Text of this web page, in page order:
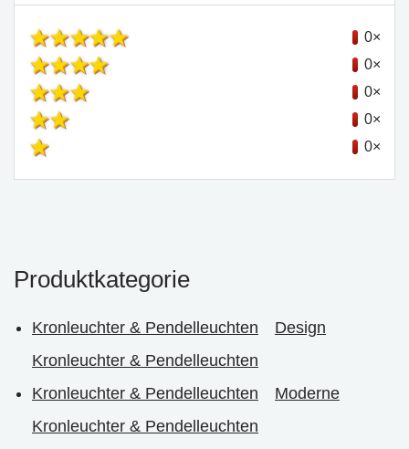
0×
0×
0×
0×
0×
Produktkategorie
Kronleuchter & Pendelleuchten
Design
Kronleuchter & Pendelleuchten
Kronleuchter & Pendelleuchten
Moderne
Kronleuchter & Pendelleuchten